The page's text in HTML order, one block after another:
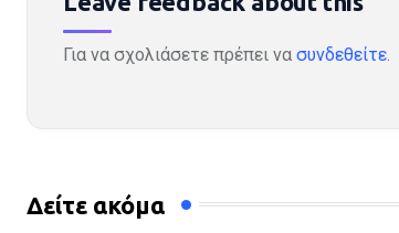
Για να σχολιάσετε πρέπει να συνδεθείτε.
Δείτε ακόμα